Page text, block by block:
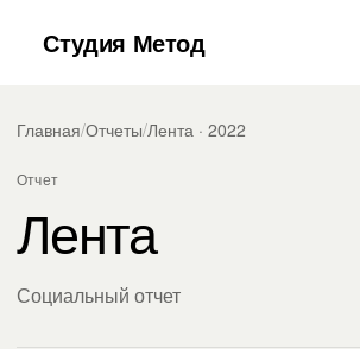
Студия Метод
Главная/Отчеты/Лента · 2022
Отчет
Лента
Социальный отчет